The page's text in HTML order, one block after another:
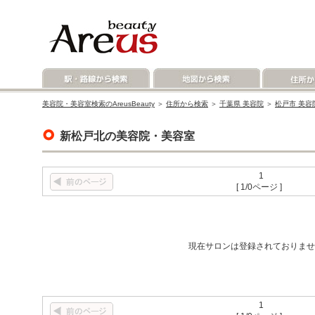
美容院・美容室検索のAreusBeauty ＞ 住所から検索 ＞ 千葉県 美容院 ＞ 松戸市 美容
新松戸北の美容院・美容室
1
[ 1/0ページ ]
現在サロンは登録されておりま
1